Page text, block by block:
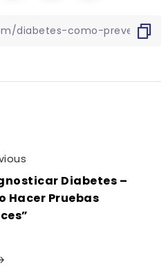
Diabetes –
Hacer Pruebas